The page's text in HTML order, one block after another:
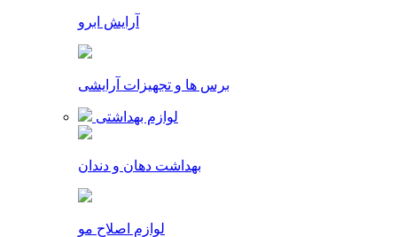
آرایش ابرو
برس ها و تجهیزات آرایشی
لوازم بهداشتی
بهداشت دهان و دندان
لوازم اصلاح مو